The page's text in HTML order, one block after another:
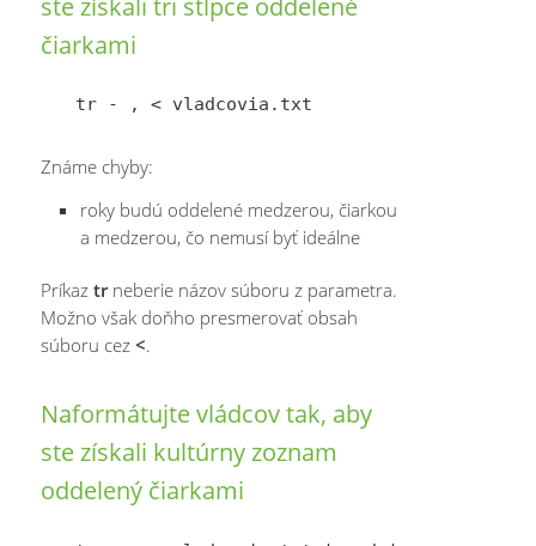
čiarkami
Známe chyby:
roky budú oddelené medzerou, čiarkou
a medzerou, čo nemusí byť ideálne
Príkaztrneberie názov súboru z parametra.
Možno však doňho presmerovať obsah
súboru cez<.
Naformátujte vládcov tak, aby
ste získali kultúrny zoznam
oddelený čiarkami